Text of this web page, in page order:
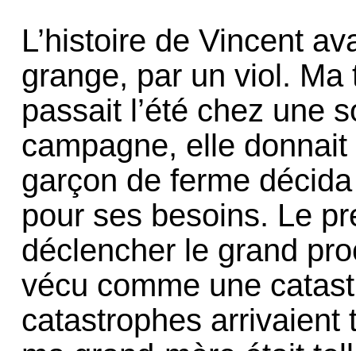
L’histoire de Vincent
grange, par un viol.
passait l’été chez une
campagne, elle
garçon de ferme
pour ses besoins. Le
déclencher le grand
vécu comme une
catastrophes